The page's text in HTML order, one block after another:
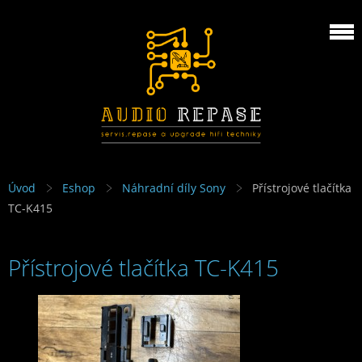
Úvod Eshop Náhradní díly Sony
Přístrojové tlačítka
TC-K415
Přístrojové tlačítka TC-K415